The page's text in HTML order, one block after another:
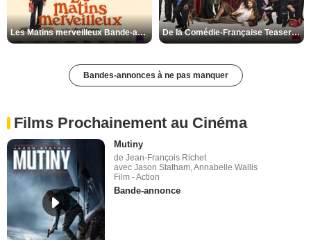
Les Matins merveilleux Bande-annonce VF De la Comédie-Française Teaser VF
Bandes-annonces à ne pas manquer
Films Prochainement au Cinéma
Mutiny
de Jean-François Richet
avec Jason Statham, Annabelle Wallis
Film - Action
Bande-annonce